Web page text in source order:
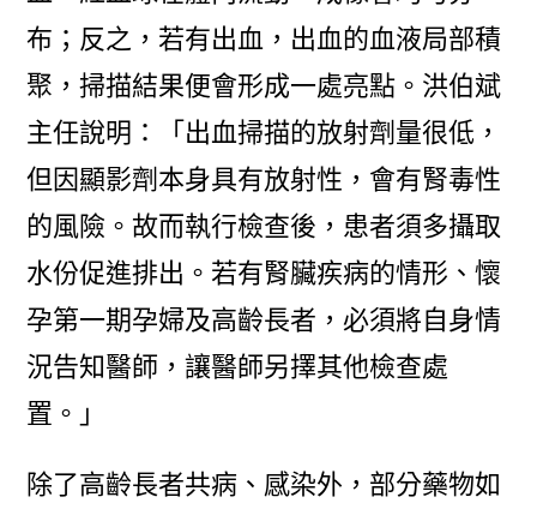
布；反之，若有出血，出血的血液局部積
聚，掃描結果便會形成一處亮點。洪伯斌
主任說明：「出血掃描的放射劑量很低，
但因顯影劑本身具有放射性，會有腎毒性
的風險。故而執行檢查後，患者須多攝取
水份促進排出。若有腎臟疾病的情形、懷
孕第一期孕婦及高齡長者，必須將自身情
況告知醫師，讓醫師另擇其他檢查處
置。」
除了高齡長者共病、感染外，部分藥物如